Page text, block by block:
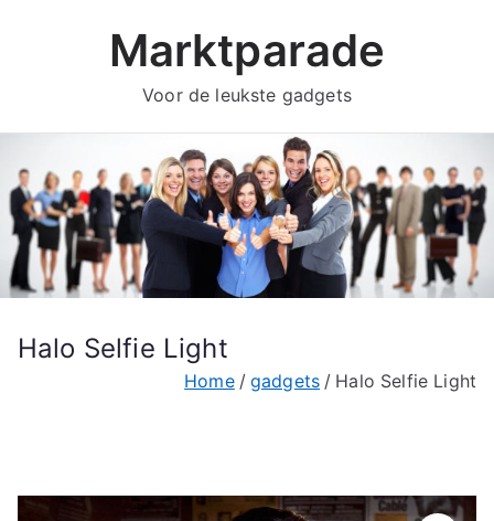
Marktparade
Voor de leukste gadgets
Halo Selfie Light
Home gadgets Halo Selfie Light